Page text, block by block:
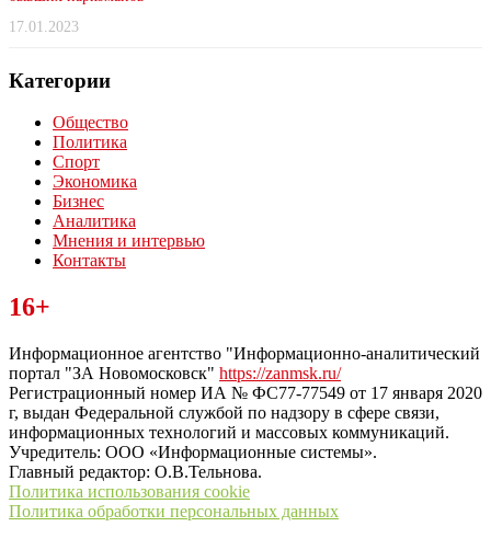
17.01.2023
Категории
Общество
Политика
Спорт
Экономика
Бизнес
Аналитика
Мнения и интервью
Контакты
Читайте последние новости дня в Тульской области на сайте
“ЗаНовомосковск”
16+
Информационное агентство "Информационно-аналитический
портал "ЗА Новомосковск" https://zanmsk.ru/
Регистрационный номер ИА № ФС77-77549 от 17 января 2020
г, выдан Федеральной службой по надзору в сфере связи,
информационных технологий и массовых коммуникаций.
Учредитель: ООО «Информационные системы».
Главный редактор: О.В.Тельнова.
Политика использования cookie
Политика обработки персональных данных